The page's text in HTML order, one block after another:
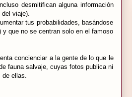
desmitifican alguna información
viaje).
tus probabilidades, basándose
que no se centran solo en el famoso
concienciar a la gente de lo que le
fauna salvaje, cuyas fotos publica ni
de ellas.